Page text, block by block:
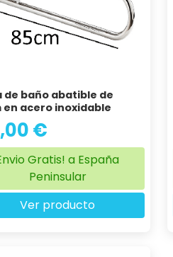
de baño abatible de
en acero inoxidable
€
Gratis! a España
Peninsular
Ver producto